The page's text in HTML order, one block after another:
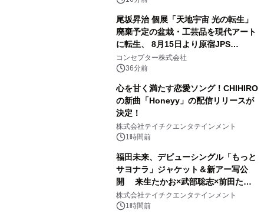
尾坂昇治 個展「天地宇宙 光の転生」
廃棄予定の盆栽・工芸品を現代アート
に転生、 8月15日より原宿JPS
Galleryにて約30点を展示
コンセプター株式会社
36分前
心を甘く満たす恋愛ソング！CHIHIRO
の新曲「Honeyy」の配信リリースが
決定！
株式会社テイチクエンタテインメント
1時間前
福田未来、デビューシングル「もっと
サヨナラ」ジャケット＆新アー写公
開 来生たかお×武部聡志×前田たか
ひろの豪華タッグ
株式会社テイチクエンタテインメント
1時間前